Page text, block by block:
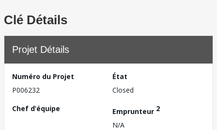
Clé Détails
Projet Détails
Numéro du Projet
P006232
État
Closed
Chef d’équipe
Emprunteur 2
N/A